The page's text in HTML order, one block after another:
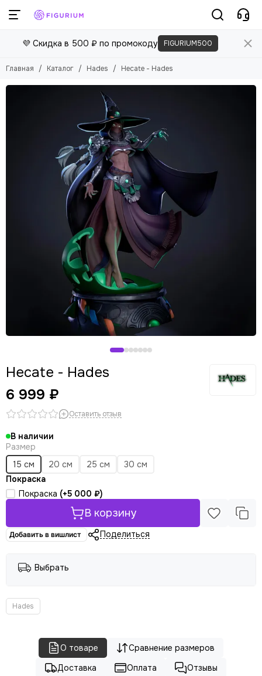
💜 Скидка в 500 ₽ по промокоду FIGURIUM500
Главная Каталог Hades Hecate - Hades
Hecate - Hades
6 999 ₽
Оставить отзыв
В наличии
Размер
15 см
20 см 25 см
30 см
Покраска
Покраска (+5 000 ₽)
В корзину
Добавить в вишлист Поделиться
Выбрать
Hades
О товаре
Сравнение размеров
Доставка
Оплата Отзывы